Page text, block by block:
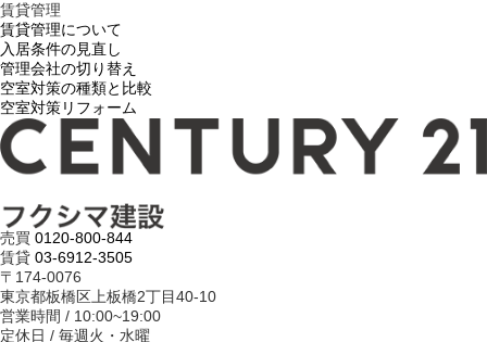
賃貸管理
賃貸管理について
入居条件の見直し
管理会社の切り替え
空室対策の種類と比較
空室対策リフォーム
売買 0120-800-844
賃貸 03-6912-3505
〒174-0076
東京都板橋区上板橋2丁目40-10
営業時間 / 10:00~19:00
定休日 / 毎週火・水曜